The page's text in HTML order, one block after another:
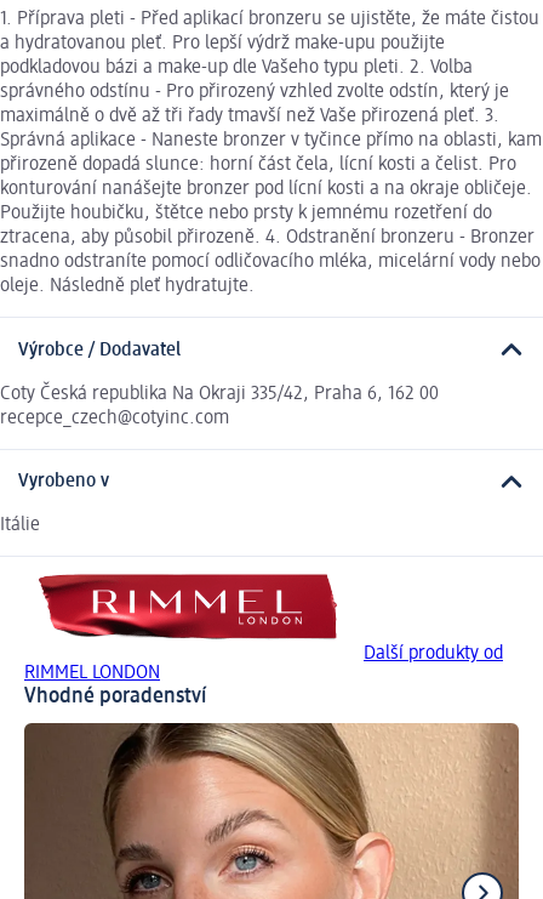
1. Příprava pleti - Před aplikací bronzeru se ujistěte, že máte čistou
a hydratovanou pleť. Pro lepší výdrž make-upu použijte
podkladovou bázi a make-up dle Vašeho typu pleti. 2. Volba
správného odstínu - Pro přirozený vzhled zvolte odstín, který je
maximálně o dvě až tři řady tmavší než Vaše přirozená pleť. 3.
Správná aplikace - Naneste bronzer v tyčince přímo na oblasti, kam
přirozeně dopadá slunce: horní část čela, lícní kosti a čelist. Pro
konturování nanášejte bronzer pod lícní kosti a na okraje obličeje.
Použijte houbičku, štětce nebo prsty k jemnému rozetření do
ztracena, aby působil přirozeně. 4. Odstranění bronzeru - Bronzer
snadno odstraníte pomocí odličovacího mléka, micelární vody nebo
oleje. Následně pleť hydratujte.
Výrobce / Dodavatel
Coty Česká republika Na Okraji 335/42, Praha 6, 162 00
recepce_czech@cotyinc.com
Vyrobeno v
Itálie
Další produkty od
RIMMEL LONDON
Vhodné poradenství